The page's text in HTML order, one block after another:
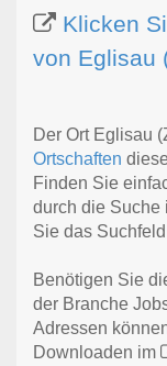
Klicken
von Eglisau
Der Ort Eglisau
Ortschaften
Finden Sie
durch die Suche
Sie das
Benötigen Sie
der Branche
Adressen
Downloaden im